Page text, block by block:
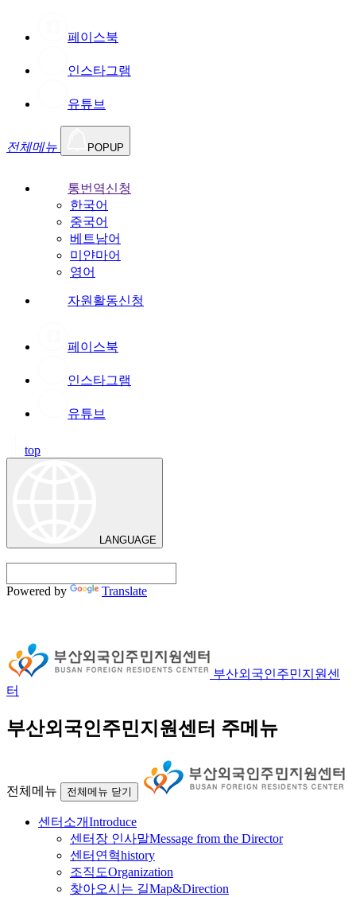
페이스북
인스타그램
유튜브
전체메뉴 POPUP
통번역신청
한국어
중국어
베트남어
미얀마어
영어
자원활동신청
페이스북
인스타그램
유튜브
top
LANGUAGE
Powered by Translate
부산외국인주민지원센
터
부산외국인주민지원센터 주메뉴
전체메뉴 전체메뉴 닫기
센터소개Introduce
센터장 인사말Message from the Director
센터연혁history
조직도Organization
찾아오시는 길Map&Direction